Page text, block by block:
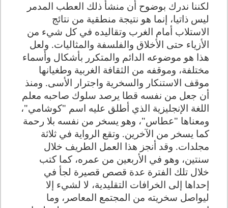
لكننا ندرك بوضوح أن منشأ ذلك العطب المدمر
ليس ذاتيا، إنما هو نتيجة منطقية من نتائج
الاستلاب أمام الغرب وتقاليده في كل شيء من
الأزياء حتى الأخلاق والفلسفة والمثاليات. ولعل
هذا هو موضوعه الدائم والمتكرر بأشكال وأسماء
مختلفة، وموقفه من الثقافة الغربية وطغيانها
موقف الاستنكار والسخرية واجترار الأسى. ومنذ
أن جعل من نفسه قطا يرصد سلوك صاحبه معلم
اللغة الإنجليزية الذي أطلق عليه اسم "كوشامي"،
ومعناها "عطاس"، وهو يسخر من نفسه بلا رحمة
كما يسخر من الآخرين. وتقع الرواية في ثلاثة
مجلدات. وقد أنجز هذا العمل الطريف خلال
سنتين، وهو في الأربعين من عمره، كما كتب
خلال تلك الفترة عدة قصص قصيرة لجأ في
إحداها إلى الخرافات التقليدية، لا لشيء إلا
ليواصل سخريته من المجتمع المعاصر، وما